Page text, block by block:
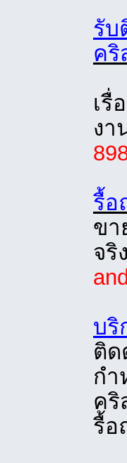
รับ
คริ
เรื่
งา
รื้อ
ขา
จริ
บริ
ติด
กำ
คริ
รื้อ